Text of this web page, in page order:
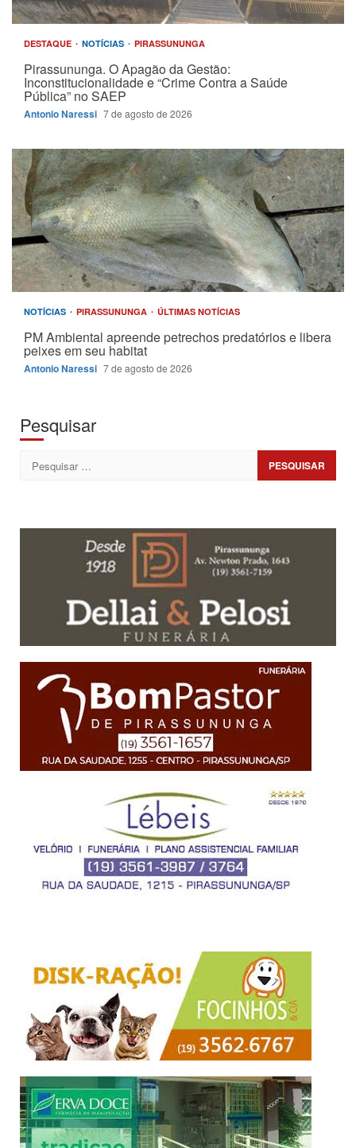
DESTAQUE NOTÍCIAS PIRASSUNUNGA
Pirassununga. O Apagão da Gestão:
Inconstitucionalidade e “Crime Contra a Saúde
Pública” no SAEP
Antonio Naressi 7 de agosto de 2026
NOTÍCIAS PIRASSUNUNGA ÚLTIMAS NOTÍCIAS
PM Ambiental apreende petrechos predatórios e libera
peixes em seu habitat
Antonio Naressi 7 de agosto de 2026
Pesquisar
Pesquisar